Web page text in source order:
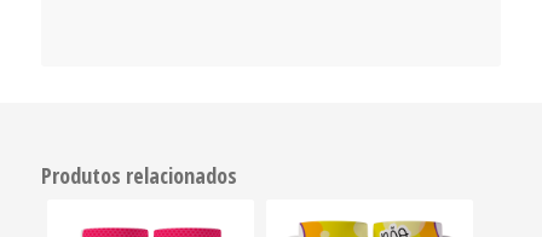
Produtos relacionados